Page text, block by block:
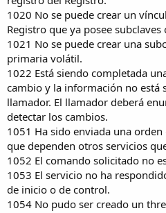
1020 No se puede crear un
Registro que ya posee subclaves
1021 No se puede crear una
primaria volátil.
1022 Está siendo completada
cambio y la información no está
llamador. El llamador deberá
detectar los cambios.
1051 Ha sido enviada una
que dependen otros servicios
1052 El comando solicitado no
1053 El servicio no ha
de inicio o de control.
1054 No pudo ser creado un